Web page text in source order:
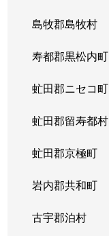
島牧郡島牧村
寿都郡黒松内町
虻田郡ニセコ町
虻田郡留寿都村
虻田郡京極町
岩内郡共和町
古宇郡泊村